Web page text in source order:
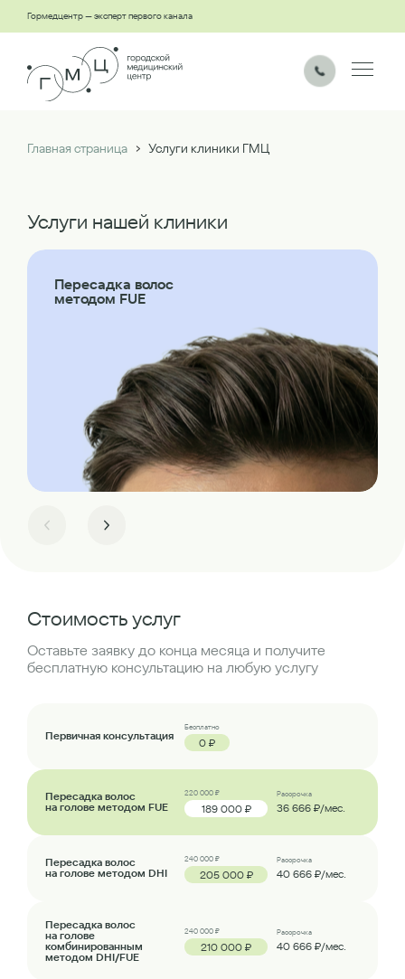
Гормедцентр — эксперт первого канала
Главная страница › Услуги клиники ГМЦ
Услуги нашей клиники
Пересадка волос
методом FUE
Стоимость услуг
Оставьте заявку до конца месяца и получите
бесплатную консультацию на любую услугу
Первичная консультация
Бесплатно
0 ₽
Пересадка волос
на голове методом FUE
220 000 ₽
189 000 ₽
Рассрочка
36 666 ₽/мес.
Пересадка волос
на голове методом DHI
240 000 ₽
205 000 ₽
Рассрочка
40 666 ₽/мес.
Пересадка волос
на голове
комбинированным
методом DHI/FUE
240 000 ₽
210 000 ₽
Рассрочка
40 666 ₽/мес.